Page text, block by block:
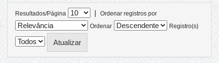
Resultados/Página |
Ordenar registros por
Ordenar
Registro(s)